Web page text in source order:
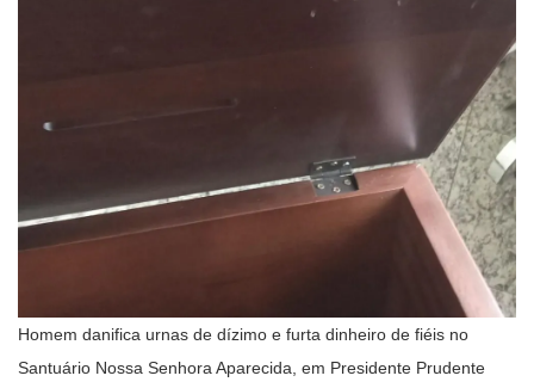
Homem danifica urnas de dízimo e furta dinheiro de fiéis no
Santuário Nossa Senhora Aparecida, em Presidente Prudente